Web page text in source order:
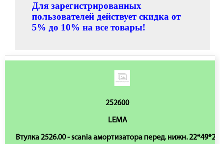
Для зарегистрированных
пользователей действует скидка от
5% до 10% на все товары!
252600
LEMA
Втулка 2526.00 - scania амортизатора перед. нижн. 22*49*25